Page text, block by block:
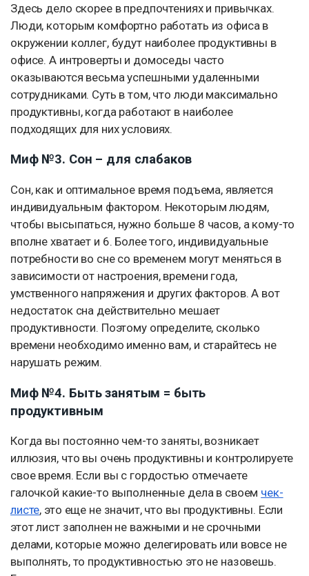
Здесь дело скорее в предпочтениях и привычках.
Люди, которым комфортно работать из офиса в
окружении коллег, будут наиболее продуктивны в
офисе. А интроверты и домоседы часто
оказываются весьма успешными удаленными
сотрудниками. Суть в том, что люди максимально
продуктивны, когда работают в наиболее
подходящих для них условиях.
Миф №3. Сон – для слабаков
Сон, как и оптимальное время подъема, является
индивидуальным фактором. Некоторым людям,
чтобы высыпаться, нужно больше 8 часов, а кому-то
вполне хватает и 6. Более того, индивидуальные
потребности во сне со временем могут меняться в
зависимости от настроения, времени года,
умственного напряжения и других факторов. А вот
недостаток сна действительно мешает
продуктивности. Поэтому определите, сколько
времени необходимо именно вам, и старайтесь не
нарушать режим.
Миф №4. Быть занятым = быть
продуктивным
Когда вы постоянно чем-то заняты, возникает
иллюзия, что вы очень продуктивны и контролируете
свое время. Если вы с гордостью отмечаете
галочкой какие-то выполненные дела в своем чек-
листе, это еще не значит, что вы продуктивны. Если
этот лист заполнен не важными и не срочными
делами, которые можно делегировать или вовсе не
выполнять, то продуктивностью это не назовешь.